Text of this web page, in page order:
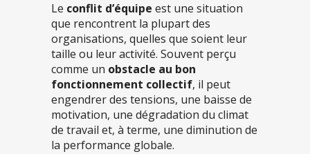
Le conflit d’équipe est une situation
que rencontrent la plupart des
organisations, quelles que soient leur
taille ou leur activité. Souvent perçu
comme un obstacle au bon
fonctionnement collectif, il peut
engendrer des tensions, une baisse de
motivation, une dégradation du climat
de travail et, à terme, une diminution de
la performance globale.